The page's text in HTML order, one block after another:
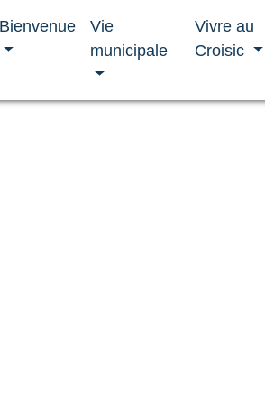
Bienvenue
Vie
municipale
Vivre au
Croisic